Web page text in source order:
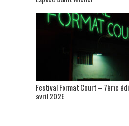
Festival Format Court – 7ème
avril 2026